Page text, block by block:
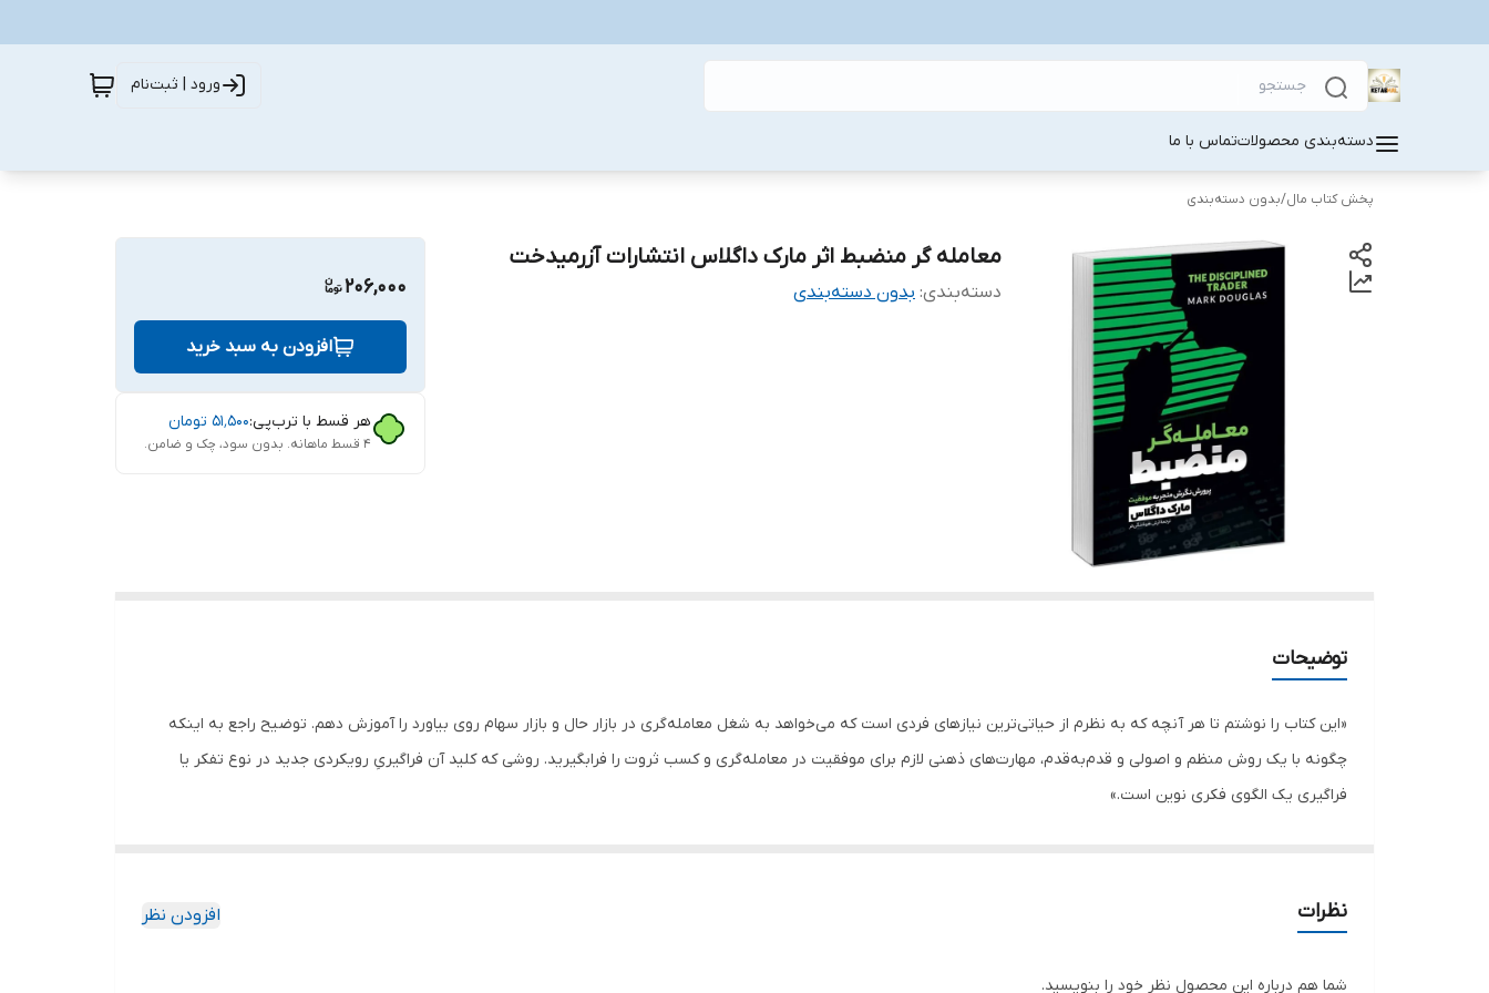
ورود | ثبت‌نام
دسته‌بندی محصولاتتماس با ما
پخش کتاب مال/بدون دسته‌بندی
معامله گر منضبط اثر مارک داگلاس انتشارات آزرمیدخت
دسته‌بندی: بدون دسته‌بندی 206,000
افزودن به سبد خرید
هر قسط با ترب‌پی:۵۱٬۵۰۰ تومان
۴ قسط ماهانه. بدون سود، چک و ضامن.
توضیحات
«این کتاب را نوشتم تا هر آنچه که به‌ نظرم از حیاتی‌ترین نیازهای فردی است که می‌خواهد به شغل معامله‌گری در بازار حال و بازار سهام روی بیاورد را آموزش دهم. توضیح راجع‌ به اینکه
چگونه با یک روش منظم و اصولی و قدم‌به‌قدم، مهارت‌های ذهنی لازم برای موفقیت در معامله‌گری و کسب ثروت را فرابگیرید. روشی که کلید آن فراگیریِ رویکردی جدید در نوع تفکر یا
فراگیری یک الگوی فکری نوین است.»
نظرات افزودن نظر
شما هم درباره این محصول نظر خود را بنویسید.